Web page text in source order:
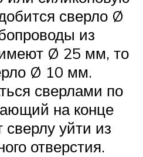
сверло Ø
из
Ø 25 мм, то
Ø 10 мм.
сверлами по
на конце
уйти из
отверстия.